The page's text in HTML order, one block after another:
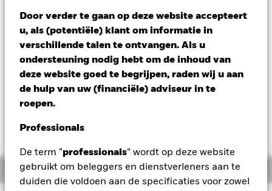
Door verder te gaan op deze website accepteert
u, als (potentiële) klant om informatie in
verschillende talen te ontvangen. Als u
ondersteuning nodig hebt om de inhoud van
deze website goed te begrijpen, raden wij u aan
de hulp van uw (financiële) adviseur in te
roepen.
Professionals
De term “professionals” wordt op deze website
gebruikt om beleggers en dienstverleners aan te
duiden die voldoen aan de specificaties voor zowel
NAV per 05/aug/2026
USD 5,96
Variatie 52wk: 5,10 - 5,97
USD 0,01 (0,10%)
YTD: 2,59%
Overzicht